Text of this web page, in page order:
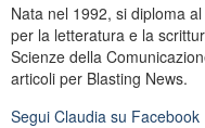
Nata nel 1992, si diploma
per la letteratura e la
Scienze della
articoli per Blasting News.
Segui Claudia su Facebook